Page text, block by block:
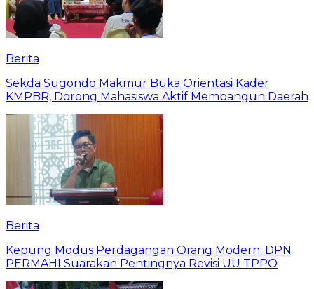
Berita
Sekda Sugondo Makmur Buka Orientasi Kader
KMPBR, Dorong Mahasiswa Aktif Membangun Daerah
Berita
Kepung Modus Perdagangan Orang Modern: DPN
PERMAHI Suarakan Pentingnya Revisi UU TPPO